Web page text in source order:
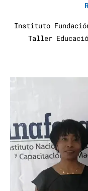
Instituto
Taller